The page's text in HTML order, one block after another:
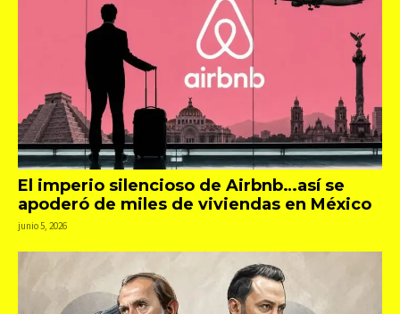
El imperio silencioso de Airbnb…así se
apoderó de miles de viviendas en México
junio 5, 2026